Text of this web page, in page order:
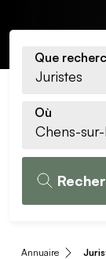
Que
Où
Annuaire